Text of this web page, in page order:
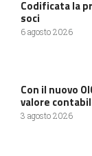
Codificata la
soci
6 agosto 2026
Con il nuovo
valore
3 agosto 2026